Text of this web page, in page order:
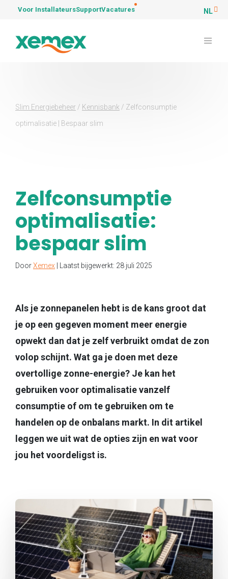
Voor InstallateursSupportVacatures NL
Slim Energiebeheer / Kennisbank / Zelfconsumptie
optimalisatie | Bespaar slim
Zelfconsumptie
optimalisatie:
bespaar slim
DoorXemex | Laatst bijgewerkt: 28 juli 2025
Als je zonnepanelen hebt is de kans groot dat
je op een gegeven moment meer energie
opwekt dan dat je zelf verbruikt omdat de zon
volop schijnt. Wat ga je doen met deze
overtollige zonne-energie? Je kan het
gebruiken voor optimalisatie vanzelf
consumptie of om te gebruiken om te
handelen op de onbalans markt. In dit artikel
leggen we uit wat de opties zijn en wat voor
jou het voordeligst is.